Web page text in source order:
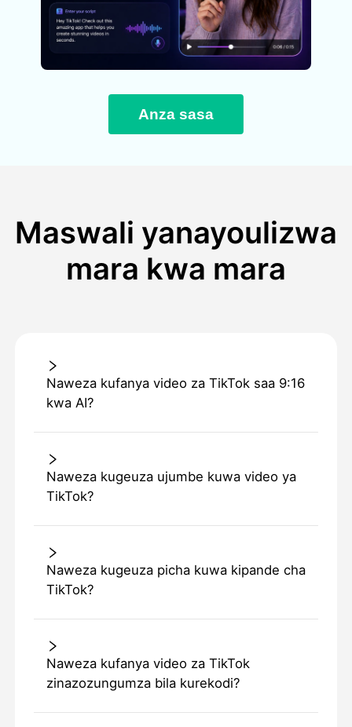
Anza sasa
Maswali yanayoulizwa
mara kwa mara
Naweza kufanya video za TikTok saa 9:16
kwa AI?
Naweza kugeuza ujumbe kuwa video ya
TikTok?
Naweza kugeuza picha kuwa kipande cha
TikTok?
Naweza kufanya video za TikTok
zinazozungumza bila kurekodi?